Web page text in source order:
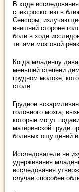
В ходе
спектроскопию в
Сенсоры,
внешней стороне
боли в ходе
типами мозговой
Когда младенцу
меньшей степени
грудном молоке,
столе.
Грудное
головного мозга,
которые могут
материнской груди
болевых ощущений
Исследователи не
удерживания
исследования
случае способен